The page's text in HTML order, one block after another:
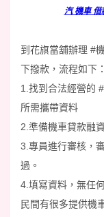
汽 機車
到花旗當舖辦理 #
下撥款，流程如下：
1.找到合法經營的
所需攜帶資料
2.準備機車貸款融
3.專員進行審核，
過。
4.填寫資料，無任
民間有很多提供機